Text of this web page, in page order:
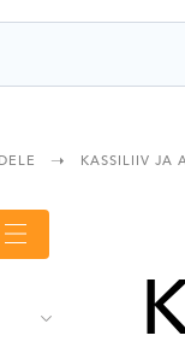
KASSILIIV JA